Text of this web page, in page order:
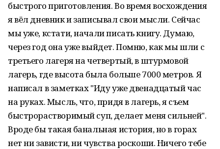
быстрого приготовления. Во время восхождения
я вёл дневник и записывал свои мысли. Сейчас
мы уже, кстати, начали писать книгу. Думаю,
через год она уже выйдет. Помню, как мы шли с
третьего лагеря на четвертый, в штурмовой
лагерь, где высота была больше 7000 метров. Я
написал в заметках "Иду уже двенадцатый час
на руках. Мысль, что, придя в лагерь, я съем
быстрорастворимый суп, делает меня сильней".
Вроде бы такая банальная история, но в горах
нет ни зависти, ни чувства роскоши. Ничего тебе